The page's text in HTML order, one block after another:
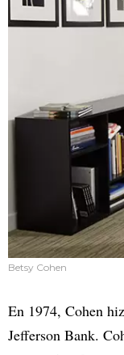
Betsy Cohen
En 1974, Cohen
Jefferson Bank.